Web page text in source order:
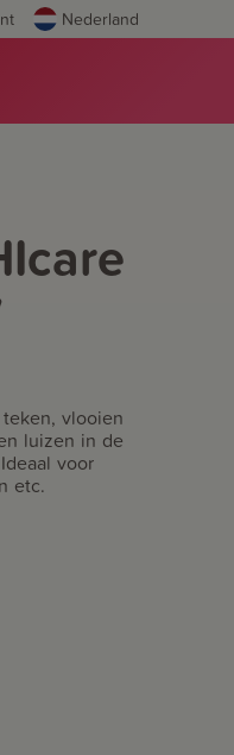
Nederland
vlooien
luizen in de
voor
etc.